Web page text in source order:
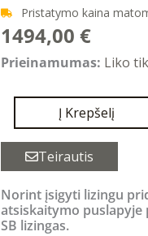
Pristatymo kaina
1494,00 €
Prieinamumas: Liko
produkto
M3
minkštas
kampas
su
miegama
Į Krepšelį
Teirautis
Norint įsigyti lizingu
atsiskaitymo
SB lizingas.